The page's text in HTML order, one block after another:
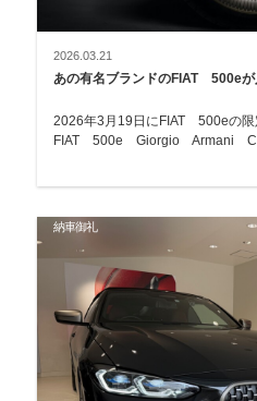
2026.03.21
あの有名ブランドのFIAT 500eが
2026年3月19日にFIAT 500eの限
FIAT 500e Giorgio Armani
納車御礼